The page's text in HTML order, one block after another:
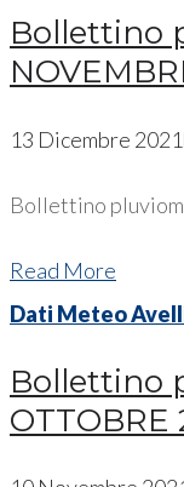
Bollettino
13 Dicembre 2021
Bollettino
Read More
Dati Meteo
Bollettino
OTTOBRE